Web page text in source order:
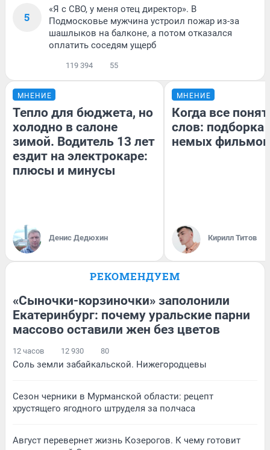
5
«Я с СВО, у меня отец директор». В
Подмосковье мужчина устроил пожар из-за
шашлыков на балконе, а потом отказался
оплатить соседям ущерб
119 394 55
МНЕНИЕ
Тепло для бюджета, но
холодно в салоне
зимой. Водитель 13 лет
ездит на электрокаре:
плюсы и минусы
Денис Дедюхин
МНЕНИЕ
Когда все
слов: подборка
немых фильмов
Кирилл Титов
РЕКОМЕНДУЕМ
«Сыночки-корзиночки» заполонили
Екатеринбург: почему уральские парни
массово оставили жен без цветов
12 часов 12 930 80
Соль земли забайкальской. Нижегородцевы
Сезон черники в Мурманской области: рецепт
хрустящего ягодного штруделя за полчаса
Август перевернет жизнь Козерогов. К чему готовит